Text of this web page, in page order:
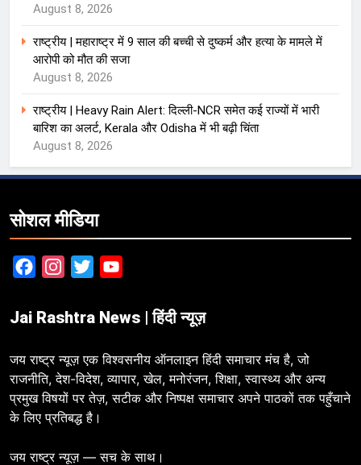
August 8, 2026
राष्ट्रीय | महाराष्ट्र में 9 साल की बच्ची से दुष्कर्म और हत्या के मामले में
आरोपी को मौत की सजा
August 8, 2026
राष्ट्रीय | Heavy Rain Alert: दिल्ली-NCR समेत कई राज्यों में भारी
बारिश का अलर्ट, Kerala और Odisha में भी बढ़ी चिंता
August 8, 2026
सोशल मीडिया
FacebookInstagram
Twitter
Jai Rashtra News | हिंदी न्यूज़
जय राष्ट्र न्यूज़ एक विश्वसनीय ऑनलाइन हिंदी समाचार मंच है, जो
राजनीति, देश-विदेश, व्यापार, खेल, मनोरंजन, शिक्षा, स्वास्थ्य और अन्य
प्रमुख विषयों पर तेज़, सटीक और निष्पक्ष समाचार अपने पाठकों तक पहुँचाने
के लिए प्रतिबद्ध है।
जय राष्ट्र न्यूज़ — सच के साथ।